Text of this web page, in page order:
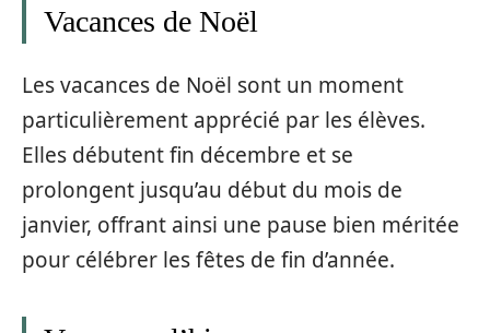
Vacances de Noël
Les vacances de Noël sont un moment
particulièrement apprécié par les élèves.
Elles débutent fin décembre et se
prolongent jusqu’au début du mois de
janvier, offrant ainsi une pause bien méritée
pour célébrer les fêtes de fin d’année.